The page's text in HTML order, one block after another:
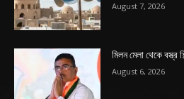
August 7, 2026
মিলন মেলা থেকে বস্ত্র
August 6, 2026